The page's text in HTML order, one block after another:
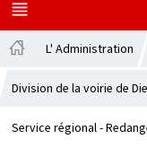
MENU
PRINCIPAL
L' Administration
Division de la voirie de
Service régional -